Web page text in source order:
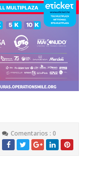
Comentarios : 0